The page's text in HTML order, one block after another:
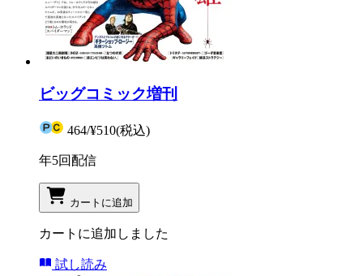
ビッグコミック増刊
464/¥510(税込)
年5回配信
カートに追加
カートに追加しました
試し読み